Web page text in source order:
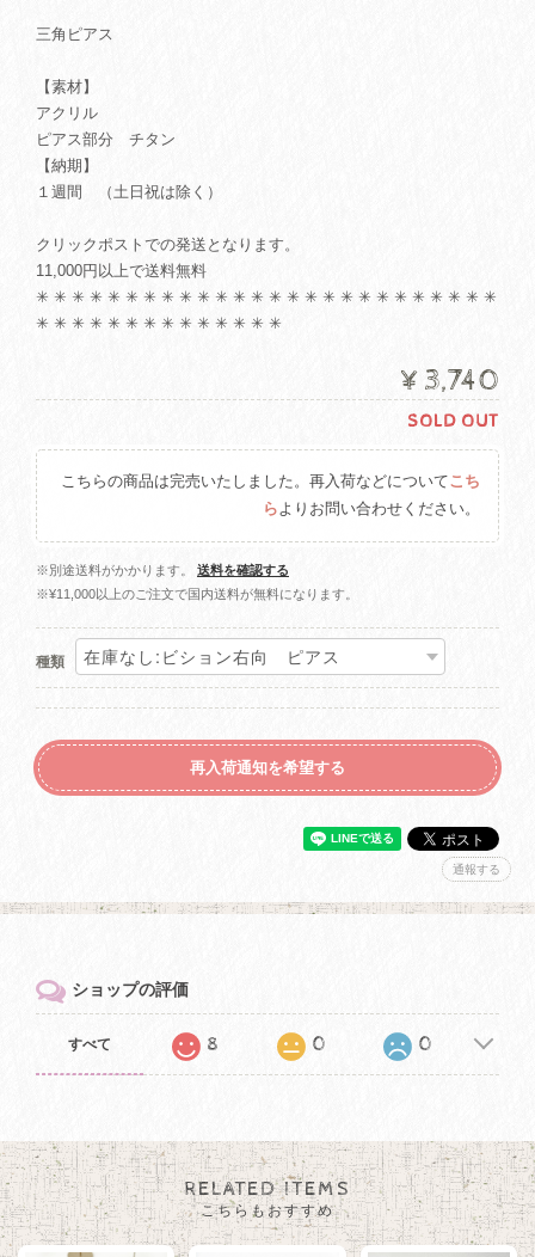
三角ピアス
【素材】
アクリル
ピアス部分 チタン
【納期】
１週間 （土日祝は除く）
クリックポストでの発送となります。
11,000円以上で送料無料
✳︎ ✳︎ ✳︎ ✳︎ ✳︎ ✳︎ ✳︎ ✳︎ ✳︎ ✳︎ ✳︎ ✳︎ ✳︎ ✳︎ ✳︎ ✳︎ ✳︎ ✳︎ ✳︎ ✳︎ ✳︎ ✳︎ ✳︎ ✳︎ ✳︎ ✳︎
✳︎ ✳︎ ✳︎ ✳︎ ✳︎ ✳︎ ✳︎ ✳︎ ✳︎ ✳︎ ✳︎ ✳︎ ✳︎ ✳︎
¥3,740
SOLD OUT
こちらの商品は完売いたしました。再入荷などについてこち
らよりお問い合わせください。
※別途送料がかかります。
送料を確認する
※¥11,000以上のご注文で国内送料が無料になります。
種類
再入荷通知を希望する
通報する
ショップの評価
すべて 8 0 0
RELATED ITEMS
こちらもおすすめ